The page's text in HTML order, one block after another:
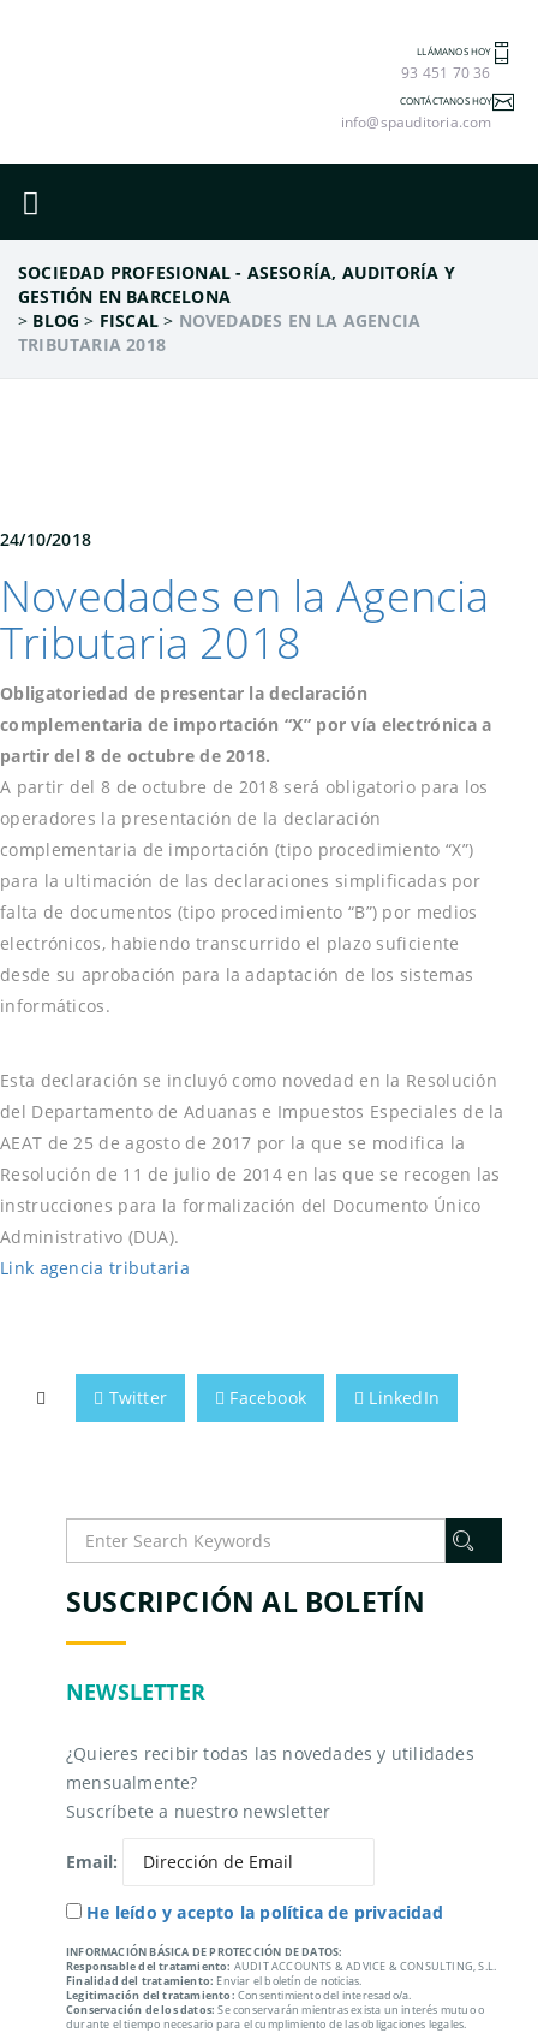
LLÁMANOS HOY
93 451 70 36
CONTÁCTANOS HOY
info@spauditoria.com
SOCIEDAD PROFESIONAL - ASESORÍA, AUDITORÍA Y
GESTIÓN EN BARCELONA
> BLOG > FISCAL > NOVEDADES EN LA AGENCIA
TRIBUTARIA 2018
24/10/2018
Novedades en la Agencia
Tributaria 2018
Obligatoriedad de presentar la declaración
complementaria de importación “X” por vía electrónica a
partir del 8 de octubre de 2018.
A partir del 8 de octubre de 2018 será obligatorio para los
operadores la presentación de la declaración
complementaria de importación (tipo procedimiento “X”)
para la ultimación de las declaraciones simplificadas por
falta de documentos (tipo procedimiento “B”) por medios
electrónicos, habiendo transcurrido el plazo suficiente
desde su aprobación para la adaptación de los sistemas
informáticos.
Esta declaración se incluyó como novedad en la Resolución
del Departamento de Aduanas e Impuestos Especiales de la
AEAT de 25 de agosto de 2017 por la que se modifica la
Resolución de 11 de julio de 2014 en las que se recogen las
instrucciones para la formalización del Documento Único
Administrativo (DUA).
Link agencia tributaria
Twitter Facebook LinkedIn
SUSCRIPCIÓN AL BOLETÍN
NEWSLETTER
¿Quieres recibir todas las novedades y utilidades
mensualmente?
Suscríbete a nuestro newsletter
Email:
He leído y acepto la política de privacidad
INFORMACIÓN BÁSICA DE PROTECCIÓN DE DATOS:
Responsable del tratamiento: AUDIT ACCOUNTS & ADVICE & CONSULTING, S.L.
Finalidad del tratamiento: Enviar el boletín de noticias.
Legitimación del tratamiento: Consentimiento del interesado/a.
Conservación de los datos: Se conservarán mientras exista un interés mutuo o
durante el tiempo necesario para el cumplimiento de las obligaciones legales.